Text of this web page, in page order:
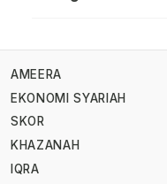
AMEERA
EKONOMI SYARIAH
SKOR
KHAZANAH
IQRA